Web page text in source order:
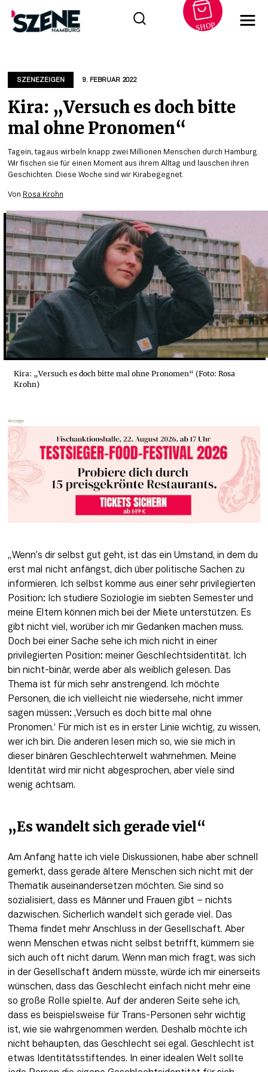
springen
SHOP
SZENEZEIGEN 9. FEBRUAR 2022
Kira: „Versuch es doch bitte
mal ohne Pronomen“
Tagein, tagaus wirbeln knapp zwei Millionen Menschen durch Hamburg.
Wir fischen sie für einen Moment aus ihrem Alltag und lauschen ihren
Geschichten. Diese Woche sind wir Kirabegegnet.
Von Rosa Krohn
Kira: „Versuch es doch bitte mal ohne Pronomen“ (Foto: Rosa
Krohn)
„Wenn’s dir selbst gut geht, ist das ein Umstand, in dem du
erst mal nicht anfängst, dich über politische Sachen zu
informieren. Ich selbst komme aus einer sehr privilegierten
Position: Ich studiere Soziologie im siebten Semester und
meine Eltern können mich bei der Miete unterstützen. Es
gibt nicht viel, worüber ich mir Gedanken machen muss.
Doch bei einer Sache sehe ich mich nicht in einer
privilegierten Position: meiner Geschlechtsidentität. Ich
bin nicht-binär, werde aber als weiblich gelesen. Das
Thema ist für mich sehr anstrengend. Ich möchte
Personen, die ich vielleicht nie wiedersehe, nicht immer
sagen müssen: ‚Versuch es doch bitte mal ohne
Pronomen.‘ Für mich ist es in erster Linie wichtig, zu wissen,
wer ich bin. Die anderen lesen mich so, wie sie mich in
dieser binären Geschlechterwelt wahrnehmen. Meine
Identität wird mir nicht abgesprochen, aber viele sind
wenig achtsam.
„Es wandelt sich gerade viel“
Am Anfang hatte ich viele Diskussionen, habe aber schnell
gemerkt, dass gerade ältere Menschen sich nicht mit der
Thematik auseinandersetzen möchten. Sie sind so
sozialisiert, dass es Männer und Frauen gibt – nichts
dazwischen. Sicherlich wandelt sich gerade viel. Das
Thema findet mehr Anschluss in der Gesellschaft. Aber
wenn Menschen etwas nicht selbst betrifft, kümmern sie
sich auch oft nicht darum. Wenn man mich fragt, was sich
in der Gesellschaft ändern müsste, würde ich mir einerseits
wünschen, dass das Geschlecht einfach nicht mehr eine
so große Rolle spielte. Auf der anderen Seite sehe ich,
dass es beispielsweise für Trans-Personen sehr wichtig
ist, wie sie wahrgenommen werden. Deshalb möchte ich
nicht behaupten, das Geschlecht sei egal. Geschlecht ist
etwas Identitätsstiftendes. In einer idealen Welt sollte